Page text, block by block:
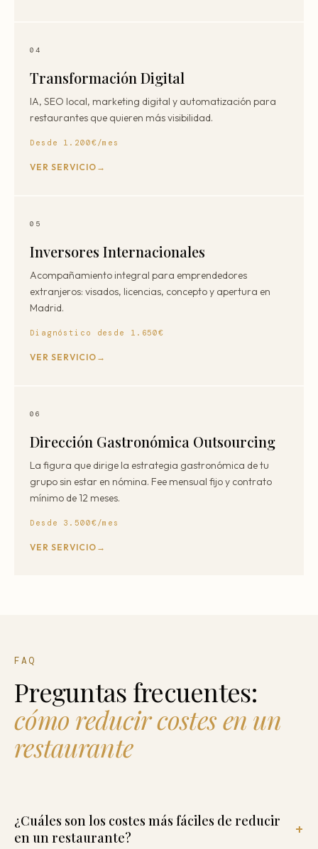
04
Transformación Digital
IA, SEO local, marketing digital y automatización para
restaurantes que quieren más visibilidad.
Desde 1.200€/mes
VER SERVICIO
05
Inversores Internacionales
Acompañamiento integral para emprendedores
extranjeros: visados, licencias, concepto y apertura en
Madrid.
Diagnóstico desde 1.650€
VER SERVICIO
06
Dirección Gastronómica Outsourcing
La figura que dirige la estrategia gastronómica de tu
grupo sin estar en nómina. Fee mensual fijo y contrato
mínimo de 12 meses.
Desde 3.500€/mes
VER SERVICIO
FAQ
Preguntas frecuentes:
cómo reducir costes en un
restaurante
¿Cuáles son los costes más fáciles de reducir
en un restaurante?